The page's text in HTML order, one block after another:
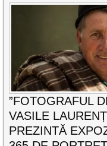
”FOTOGRAFUL
VASILE
PREZINTĂ